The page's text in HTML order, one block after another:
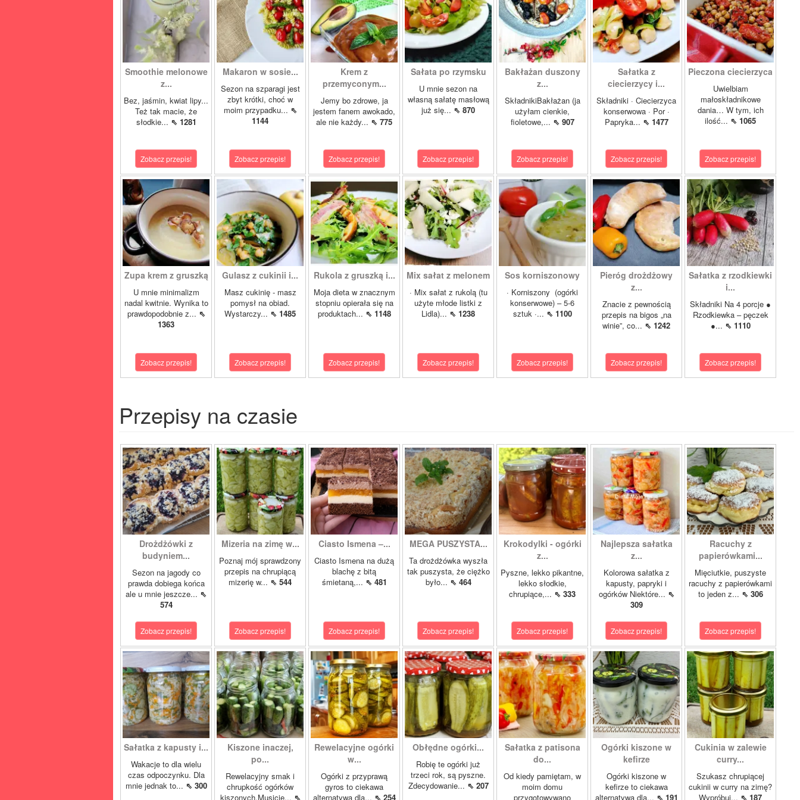
Smoothie melonowe
z...
Bez, jaśmin, kwiat lipy...
Też tak macie, że
słodkie... ⇖ 1281
Zobacz przepis!
Makaron w sosie...
Sezon na szparagi jest
zbyt krótki, choć w
moim przypadku... ⇖
1144
Zobacz przepis!
Krem z
przemyconym...
Jemy bo zdrowe, ja
jestem fanem awokado,
ale nie każdy... ⇖ 775
Zobacz przepis!
Sałata po rzymsku
U mnie sezon na
własną sałatę masłową
już się... ⇖ 870
Zobacz przepis!
Bakłażan duszony
z...
SkładnikiBakłażan (ja
użyłam cienkie,
fioletowe,... ⇖ 907
Zobacz przepis!
Sałatka z
ciecierzycy i...
Składniki · Ciecierzyca
konserwowa · Por ·
Papryka... ⇖ 1477
Zobacz przepis!
Pieczona ciecierzyca
Uwielbiam
małoskładnikowe
dania… W tym, ich
ilość... ⇖ 1065
Zobacz przepis!
Zupa krem z gruszką
U mnie minimalizm
nadal kwitnie. Wynika to
prawdopodobnie z... ⇖
1363
Zobacz przepis!
Gulasz z cukinii i...
Masz cukinię - masz
pomysł na obiad.
Wystarczy... ⇖ 1485
Zobacz przepis!
Rukola z gruszką i...
Moja dieta w znacznym
stopniu opierała się na
produktach... ⇖ 1148
Zobacz przepis!
Mix sałat z melonem
· Mix sałat z rukolą (tu
użyte młode listki z
Lidla)... ⇖ 1238
Zobacz przepis!
Sos korniszonowy
· Korniszony (ogórki
konserwowe) – 5-6
sztuk ·... ⇖ 1100
Zobacz przepis!
Pieróg drożdżowy
z...
Znacie z pewnością
przepis na bigos „na
winie”, co... ⇖ 1242
Zobacz przepis!
Sałatka z rzodkiewki
i...
Składniki Na 4 porcje ●
Rzodkiewka – pęczek
●... ⇖ 1110
Zobacz przepis!
Przepisy na czasie
Drożdżówki z
budyniem...
Sezon na jagody co
prawda dobiega końca
ale u mnie jeszcze... ⇖
574
Zobacz przepis!
Mizeria na zimę w...
Poznaj mój sprawdzony
przepis na chrupiącą
mizerię w... ⇖ 544
Zobacz przepis!
Ciasto Ismena –...
Ciasto Ismena na dużą
blachę z bitą
śmietaną,... ⇖ 481
Zobacz przepis!
MEGA PUSZYSTA...
Ta drożdżówka wyszła
tak puszysta, że ciężko
było... ⇖ 464
Zobacz przepis!
Krokodylki - ogórki
z...
Pyszne, lekko pikantne,
lekko słodkie,
chrupiące,... ⇖ 333
Zobacz przepis!
Najlepsza sałatka
z...
Kolorowa sałatka z
kapusty, papryki i
ogórków Niektóre... ⇖
309
Zobacz przepis!
Racuchy z
papierówkami...
Mięciutkie, puszyste
racuchy z papierówkami
to jeden z... ⇖ 306
Zobacz przepis!
Sałatka z kapusty i...
Wakacje to dla wielu
czas odpoczynku. Dla
mnie jednak to... ⇖ 300
Kiszone inaczej,
po...
Rewelacyjny smak i
chrupkość ogórków
kiszonych.Musicie... ⇖
Rewelacyjne ogórki
w...
Ogórki z przyprawą
gyros to ciekawa
alternatywa dla... ⇖ 254
Obłędne ogórki...
Robię te ogórki już
trzeci rok, są pyszne.
Zdecydowanie... ⇖ 207
Sałatka z patisona
do...
Od kiedy pamiętam, w
moim domu
przygotowywano
Ogórki kiszone w
kefirze
Ogórki kiszone w
kefirze to ciekawa
alternatywa dla... ⇖ 191
Cukinia w zalewie
curry...
Szukasz chrupiącej
cukinii w curry na zimę?
Wypróbuj... ⇖ 187